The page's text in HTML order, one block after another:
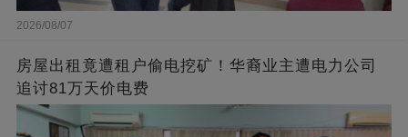
2026/08/07
房屋出租竟遭租户偷电挖矿！华裔业主遭电力公司
追讨81万天价电费